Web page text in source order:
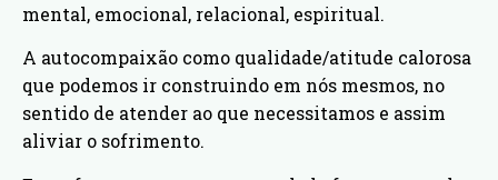
mental, emocional, relacional, espiritual.
A autocompaixão como qualidade/atitude calorosa
que podemos ir construindo em nós mesmos, no
sentido de atender ao que necessitamos e assim
aliviar o sofrimento.